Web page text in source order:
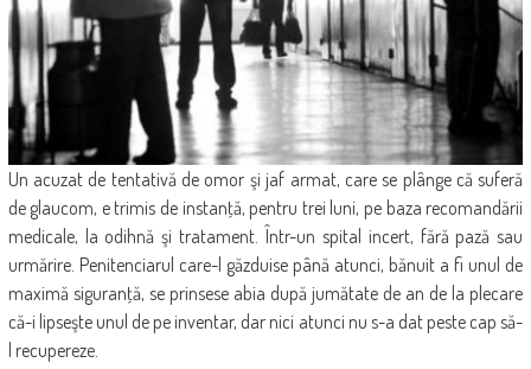
Un acuzat de tentativă de omor şi jaf armat, care se plânge că suferă
de glaucom, e trimis de instanţă, pentru trei luni, pe baza recomandării
medicale, la odihnă şi tratament. Într-un spital incert, fără pază sau
urmărire. Penitenciarul care-l găzduise până atunci, bănuit a fi unul de
maximă siguranţă, se prinsese abia după jumătate de an de la plecare
că-i lipseşte unul de pe inventar, dar nici atunci nu s-a dat peste cap să-
l recupereze.